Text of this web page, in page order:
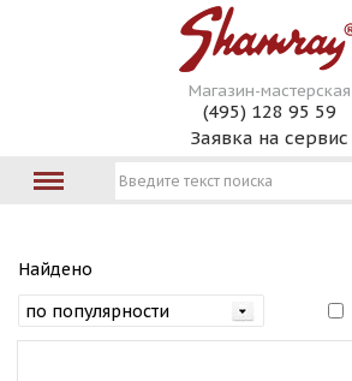
Магазин-мастерская
(495) 128 95 59
Заявка на сервис
Найдено